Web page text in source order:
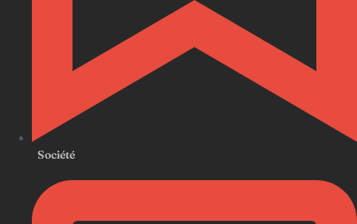
Société